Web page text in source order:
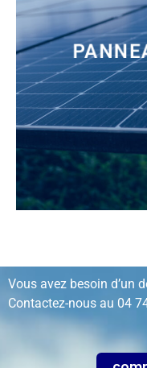
Vous avez besoin d’un
Contactez-nous au 04